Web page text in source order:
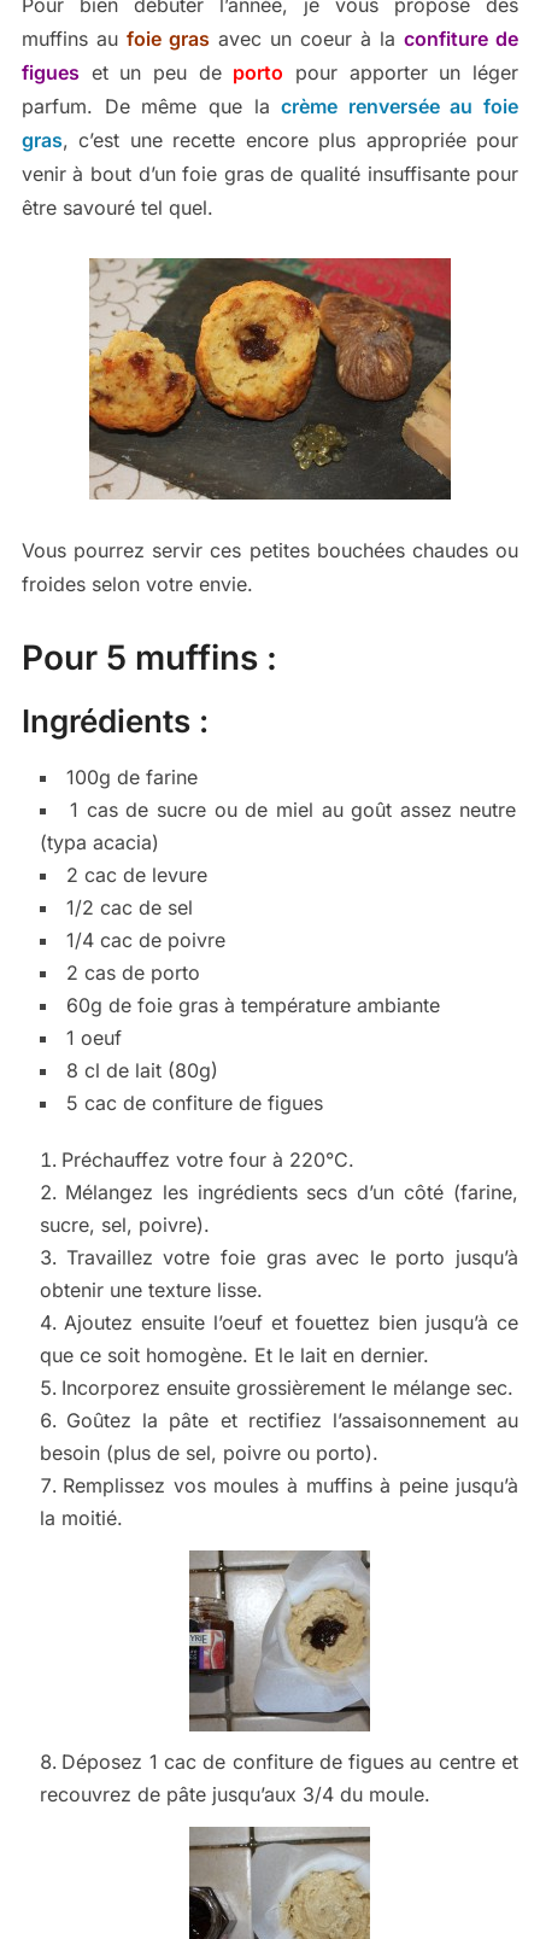
Pour bien débuter l’année, je vous propose des
muffins au foie grasavec un coeur à laconfiture de
figueset un peu de porto pour apporter un léger
parfum. De même que lacrème renversée au foie
gras, c’est une recette encore plus appropriée pour
venir à bout d’un foie gras de qualité insuffisante pour
être savouré tel quel.
Vous pourrez servir ces petites bouchées chaudes ou
froides selon votre envie.
Pour 5 muffins :
Ingrédients :
100g de farine
1 cas de sucre ou de miel au goût assez neutre
(typa acacia)
2 cac de levure
1/2 cac de sel
1/4 cac de poivre
2 cas de porto
60g de foie gras à température ambiante
1 oeuf
8 cl de lait (80g)
5 cac de confiture de figues
Préchauffez votre four à 220°C.
Mélangez les ingrédients secs d’un côté (farine,
sucre, sel, poivre).
Travaillez votre foie gras avec le porto jusqu’à
obtenir une texture lisse.
Ajoutez ensuite l’oeuf et fouettez bien jusqu’à ce
que ce soit homogène. Et le lait en dernier.
Incorporez ensuite grossièrement le mélange sec.
Goûtez la pâte et rectifiez l’assaisonnement au
besoin (plus de sel, poivre ou porto).
Remplissez vos moules à muffins à peine jusqu’à
la moitié.
Déposez 1 cac de confiture de figues au centre et
recouvrez de pâte jusqu’aux 3/4 du moule.